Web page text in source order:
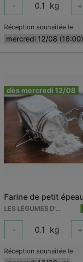
- 0.1 kg +
Réception souhaitée le
dès mercredi 12/08
LES LÉGUMES D'ANTAN - VELAINES
- 0.1 kg +
Réception souhaitée le